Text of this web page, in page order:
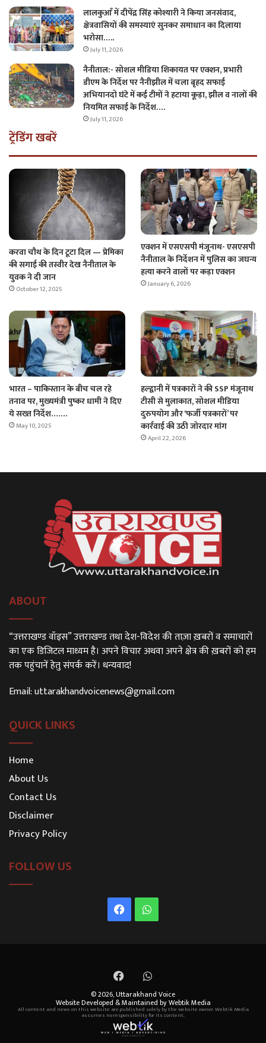
लालकुआँ में दीपेंद्र सिंह कोश्यारी ने किया जनसंवाद,
क्षेत्रवासियों की समस्याएं सुनकर समाधान का दिलाया
भरोसा…..
July 11, 2026
नैनीताल:- सोशल मीडिया शिकायत पर एक्शन, प्रभारी
डीएम के निर्देश पर नैनीझील में चला बृहद सफाई
अभियानदो घंटे में कई टीमों ने हटाया कूड़ा, झील व नालों की
नियमित सफाई के निर्देश….
July 11, 2026
ट्रेंडिंग खबरें
करवा चौथ के दिन टूटा दिल — प्रेमिका
की सगाई की तस्वीर देख नैनीताल के
युवक ने दी जान
October 12, 2025
एक्शन में एसएसपी मंजूनाथ- एसएसपी
नैनीताल के निर्देशन में पुलिस का जघन्य
हत्या करने वालों पर कड़ा एक्शन
January 6, 2026
भारत – पाकिस्तान के बीच चल रहे
तनाव पर, मुख्यमंत्री पुष्कर धामी ने दिए
ये सख्त निर्देश…….
May 10, 2025
हल्द्वानी में पत्रकारों ने की SSP मंजूनाथ
टीसी से मुलाकात, सोशल मीडिया
दुरुपयोग और ‘फर्जी पत्रकारों’ पर
कार्रवाई की उठी जोरदार मांग
April 22, 2026
ABOUT
“उत्तराखण्ड वॉइस” उत्तराखण्ड तथा देश-विदेश की ताज़ा ख़बरों व समाचारों
का एक डिजिटल माध्यम है। अपने विचार अथवा अपने क्षेत्र की ख़बरों को हम
तक पहुंचानें हेतु संपर्क करें। धन्यवाद!
Email:uttarakhandvoicenews@gmail.com
QUICK LINKS
Home
About Us
Contact Us
Disclaimer
Privacy Policy
FOLLOW US
FacebookWhatsApp
FacebookWhatsApp
© 2026,Uttarakhand Voice
Website Developed & Maintained by Webtik Media
All content and news on this website are published solely by the website owner. Webtik Media
assumes no responsibility for its content.